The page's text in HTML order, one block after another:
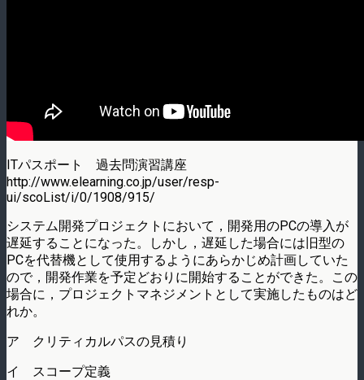
ITパスポート 過去問演習講座
http://www.elearning.co.jp/user/resp-
ui/scoList/i/0/1908/915/
システム開発プロジェクトにおいて，開発用のPCの導入が
遅延することになった。しかし，遅延した場合には旧型の
PCを代替機として使用するようにあらかじめ計画していた
ので，開発作業を予定どおりに開始することができた。この
場合に，プロジェクトマネジメントとして実施したものはど
れか。
ア クリティカルパスの見積り
イ スコープ定義